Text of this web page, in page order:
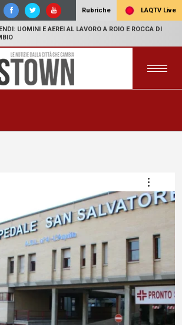
Rubriche LAQTV Live
UOMINI E AEREI AL LAVORO A ROIO E ROCCA DI